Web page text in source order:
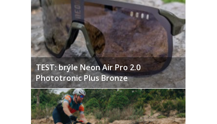
TEST: brýle Neon Air Pro 2.0
Phototronic Plus Bronze